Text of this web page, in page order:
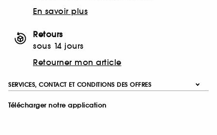
En savoir plus
Retours
sous 14 jours
Retourner mon article
SERVICES, CONTACT ET CONDITIONS DES OFFRES
Télécharger notre application